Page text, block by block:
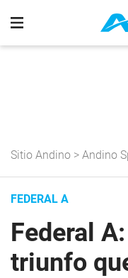
Sitio Andino > Andino
FEDERAL A
Federal
triunfo